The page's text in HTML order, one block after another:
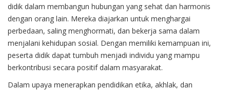
didik dalam membangun hubungan yang sehat dan harmonis
dengan orang lain. Mereka diajarkan untuk menghargai
perbedaan, saling menghormati, dan bekerja sama dalam
menjalani kehidupan sosial. Dengan memiliki kemampuan ini,
peserta didik dapat tumbuh menjadi individu yang mampu
berkontribusi secara positif dalam masyarakat.
Dalam upaya menerapkan pendidikan etika, akhlak, dan